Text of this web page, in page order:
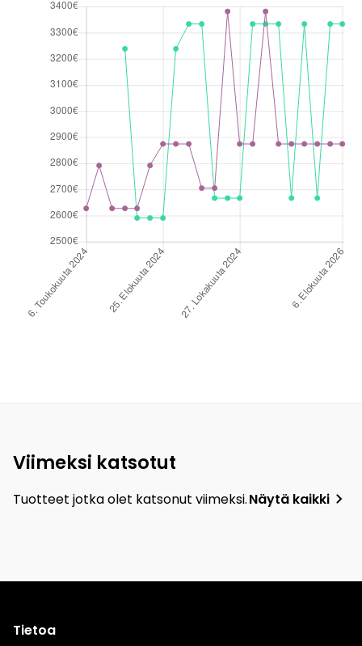
Viimeksi katsotut
Tuotteet jotka olet katsonut viimeksi.Näytä kaikki
Tietoa